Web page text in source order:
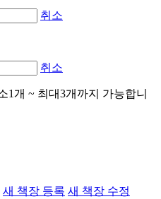
취소
취소
1개 ~ 최대3개까지 가능합니
새 책장 등록 새 책장 수정